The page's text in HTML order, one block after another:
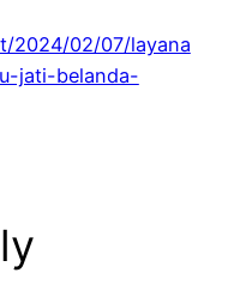
2024/02/07/layana
jati-belanda-